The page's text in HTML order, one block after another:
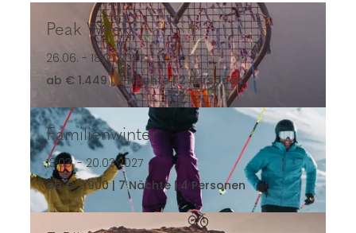
Peak Week
26.06. - 18.07.2027
ab € 1.449 | 7 Nächte | 2 Personen
Peak Week
Familienwinter
13.03. - 20.03.2027
ab € 2.900 | 7 Nächte | 4 Personen
Familienwinter
E-Bike Herbstwoche